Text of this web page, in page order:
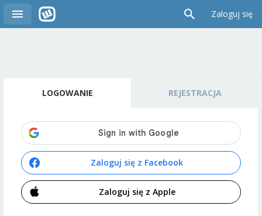
Zaloguj się
LOGOWANIE REJESTRACJA
Zaloguj się z Facebook
Zaloguj się z Apple